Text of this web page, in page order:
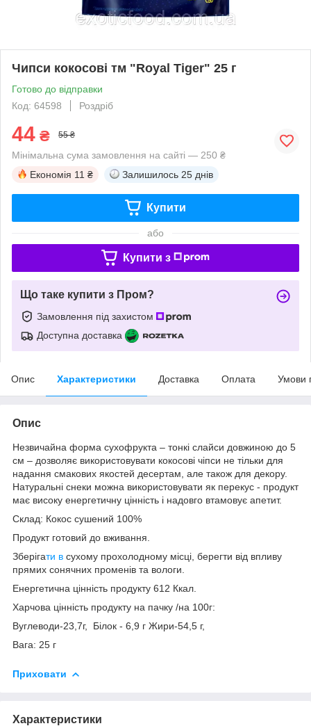
Чипси кокосові тм "Royal Tiger" 25 г
Готово до відправки
Код: 64598
Роздріб
44 ₴ 55 ₴
Мінімальна сума замовлення на сайті — 250 ₴
Економія 11 ₴ Залишилось 25 днів
Купити
або
Купити з
Що таке купити з Пром?
Замовлення під захистом
Доступна доставка
Опис Характеристики Доставка Оплата Умови
Опис
Незвичайна форма сухофрукта – тонкі слайси довжиною до 5
см – дозволяє використовувати кокосові чіпси не тільки для
надання смакових якостей десертам, але також для декору.
Натуральні снеки можна використовувати як перекус - продукт
має високу енергетичну цінність і надовго втамовує апетит.
Склад: Кокос сушений 100%
Продукт готовий до вживання.
Зберігати в сухому прохолодному місці, берегти від впливу
прямих сонячних променів та вологи.
Енергетична цінність продукту 612 Ккал.
Харчова цінність продукту на пачку /на 100г:
Вуглеводи-23,7г, Білок - 6,9 г Жири-54,5 г,
Вага: 25 г
Приховати
Характеристики